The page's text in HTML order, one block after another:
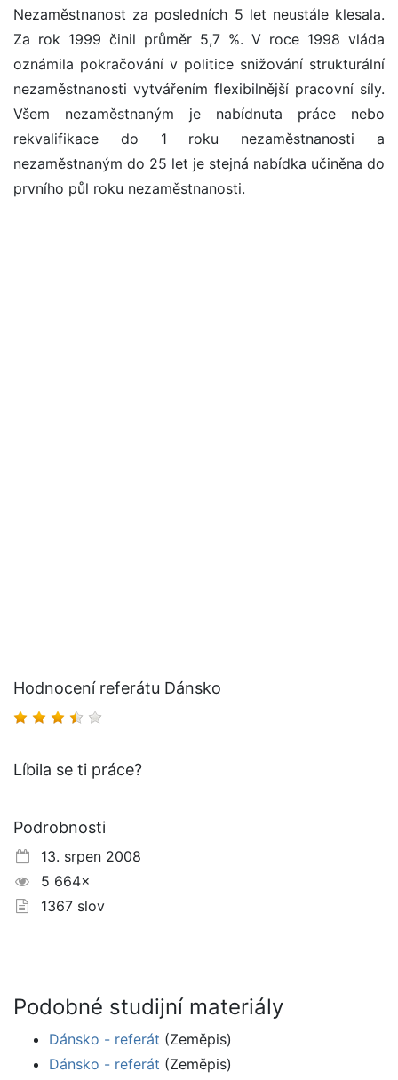
Nezaměstnanost za posledních 5 let neustále klesala.
Za rok 1999 činil průměr 5,7 %. V roce 1998 vláda
oznámila pokračování v politice snižování strukturální
nezaměstnanosti vytvářením flexibilnější pracovní síly.
Všem nezaměstnaným je nabídnuta práce nebo
rekvalifikace do 1 roku nezaměstnanosti a
nezaměstnaným do 25 let je stejná nabídka učiněna do
prvního půl roku nezaměstnanosti.
Hodnocení referátu Dánsko
Líbila se ti práce?
Podrobnosti
13. srpen 2008
5 664×
1367 slov
Podobné studijní materiály
Dánsko - referát (Zeměpis)
Dánsko - referát (Zeměpis)